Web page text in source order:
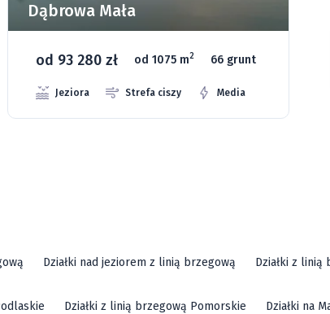
Dąbrowa Mała
od 93 280 zł od 1075 m2 66 grunt
Jeziora Strefa ciszy Media
Działki nad jeziorem z linią brzegową Działki z linią
Działki z linią brzegową Pomorskie Działki na